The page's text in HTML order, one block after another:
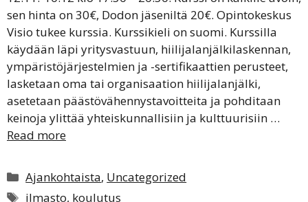
sen hinta on 30€, Dodon jäseniltä 20€. Opintokeskus
Visio tukee kurssia. Kurssikieli on suomi. Kurssilla
käydään läpi yritysvastuun, hiilijalanjälkilaskennan,
ympäristöjärjestelmien ja -sertifikaattien perusteet,
lasketaan oma tai organisaation hiilijalanjälki,
asetetaan päästövähennystavoitteita ja pohditaan
keinoja ylittää yhteiskunnallisiin ja kulttuurisiin …
Read more
Kategoriat
Ajankohtaista, Uncategorized
Avainsanat
ilmasto, koulutus